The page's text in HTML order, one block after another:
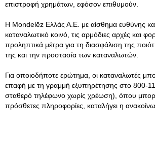
επιστροφή χρημάτων, εφόσον επιθυμούν.
Η Mondelēz Ελλάς Α.Ε. με αίσθημα ευθύνης
καταναλωτικό κοινό, τις αρμόδιες αρχές και
προληπτικά μέτρα για τη διασφάλιση της
της και την προστασία των καταναλωτών.
Για οποιοδήποτε ερώτημα, οι καταναλωτές
επαφή με τη γραμμή εξυπηρέτησης στο 800-
σταθερό τηλέφωνο χωρίς χρέωση), όπου
πρόσθετες πληροφορίες, καταλήγει η